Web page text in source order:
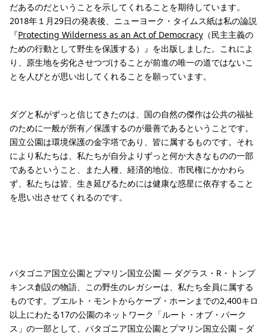
だあるのだということを示してくれることを期待しています。
2018年１月29日の発表後、ニューヨーク・タイムス紙は私の論説
『Protecting Wilderness as an Act of Democracy （民主主義の
ための行動として野生を保護する）』を出版しました。これによ
り、原生地を劣化させつづけることが前進の唯一の道ではないこ
とを人びとが思い出してくれることを願っています。
ダグと私がずっと信じてきたのは、国の自然の傑作は公共の福祉
のために一般が所有／保護するのが最善であるということです。
国立公園は環境保護の金字塔であり、皆に属するものです。それ
により私たちは、私たちが自分よりずっと何か大きなものの一部
であるということ、また人種、経済的地位、市民権にかかわら
ず、私たちは皆、生き延びるためには健康な惑星に依存すること
を思い出させてくれるのです。
パタゴニア国立公園とプマリン国立公園 — ダグラス・R・トンプ
キンス創設の物語、この野生のレガシーは、私たち全員に属する
ものです。プエルト・モントからケープ・ホーンまでの2,400キロ
以上にわたる17の公園のネットワーク「ルート・オブ・パーク
ス」の一部として、パタゴニア国立公園とプマリン国立公園 – ダ